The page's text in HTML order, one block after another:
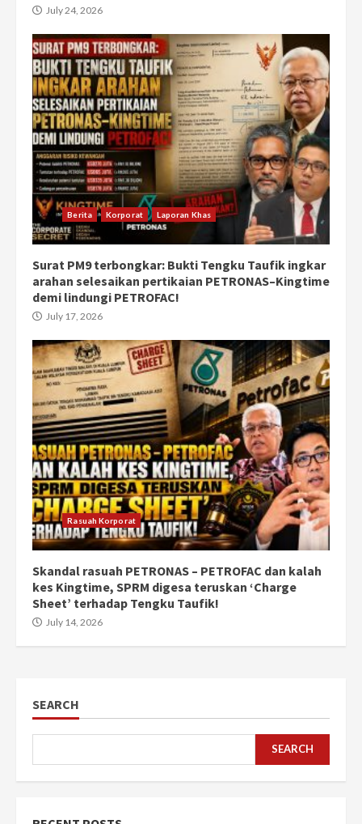
July 24, 2026
Berita Korporat Laporan Khas
Surat PM9 terbongkar: Bukti Tengku Taufik ingkar
arahan selesaikan pertikaian PETRONAS–Kingtime
demi lindungi PETROFAC!
July 17, 2026
Rasuah Korporat
Skandal rasuah PETRONAS – PETROFAC dan kalah
kes Kingtime, SPRM digesa teruskan ‘Charge
Sheet’ terhadap Tengku Taufik!
July 14, 2026
SEARCH
SEARCH